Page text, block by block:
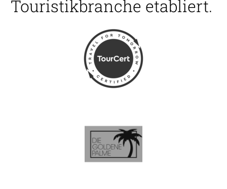
Touristikbranche etabliert.